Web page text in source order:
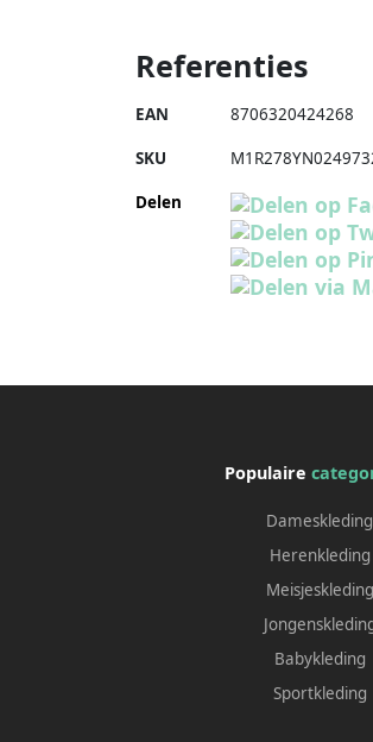
Referenties
EAN 8706320424268
SKU
Delen
Populaire
Dameskleding
Herenkleding
Meisjeskleding
Babykleding
Sportkleding